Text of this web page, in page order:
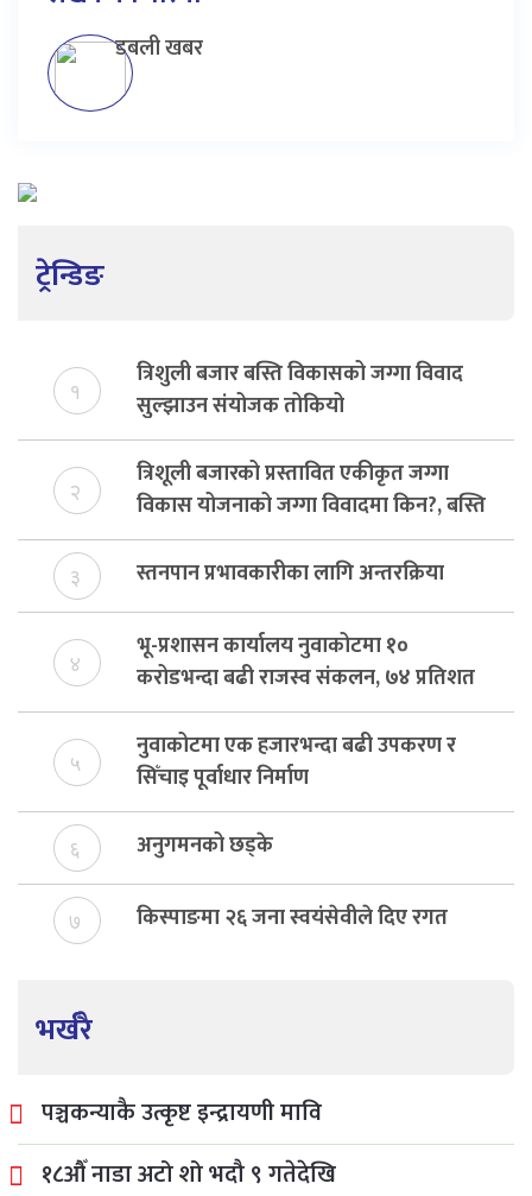
डबली खबर
ट्रेन्डिङ
१
त्रिशुली बजार बस्ति विकासको जग्गा विवाद
सुल्झाउन संयोजक तोकियो
२
त्रिशूली बजारको प्रस्तावित एकीकृत जग्गा
विकास योजनाको जग्गा विवादमा किन?, बस्ति
विकास दर्ता नभए समिति विघटन हुने
३ स्तनपान प्रभावकारीका लागि अन्तरक्रिया
४
भू-प्रशासन कार्यालय नुवाकोटमा १०
करोडभन्दा बढी राजस्व संकलन, ७४ प्रतिशत
बेरुजु फर्छयौट
५
नुवाकोटमा एक हजारभन्दा बढी उपकरण र
सिँचाइ पूर्वाधार निर्माण
६ अनुगमनको छड्के
७ किस्पाङमा २६ जना स्वयंसेवीले दिए रगत
भर्खरै
पञ्चकन्याकै उत्कृष्ट इन्द्रायणी मावि
१८औँ नाडा अटो शो भदौ ९ गतेदेखि